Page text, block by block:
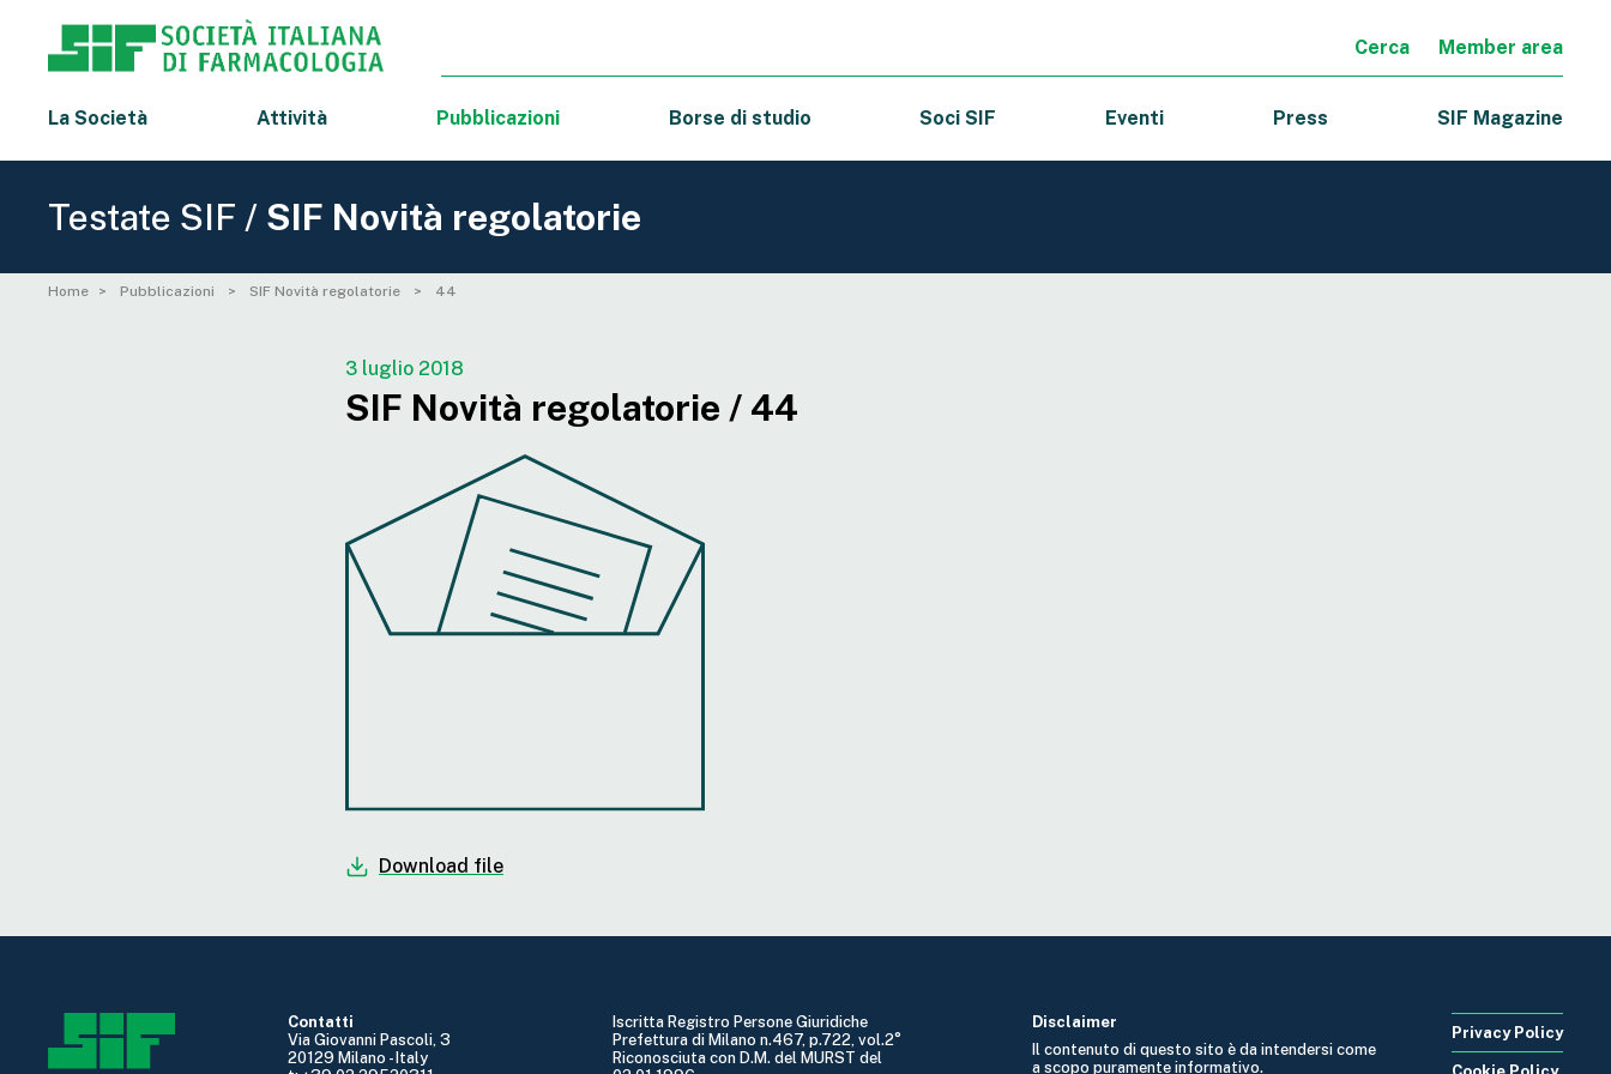
Cerca Member area
La Società Attività Pubblicazioni Borse di studio Soci SIF Eventi Press SIF Magazine
Testate SIF / SIF Novità regolatorie
Home Pubblicazioni SIF Novità regolatorie 44
3 luglio 2018
SIF Novità regolatorie / 44
Download file
Contatti
Via Giovanni Pascoli, 3
20129 Milano - Italy
Iscritta Registro Persone Giuridiche
Prefettura di Milano n.467, p.722, vol.2°
Riconosciuta con D.M. del MURST del
Disclaimer
Il contenuto di questo sito è da intendersi come
a scopo puramente informativo.
Privacy Policy